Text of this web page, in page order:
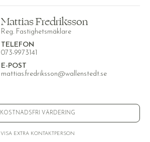
Mattias Fredriksson
Reg. Fastighetsmäklare
TELEFON
073-9973141
E-POST
mattias.fredriksson@wallenstedt.se
KOSTNADSFRI VÄRDERING
VISA EXTRA KONTAKTPERSON